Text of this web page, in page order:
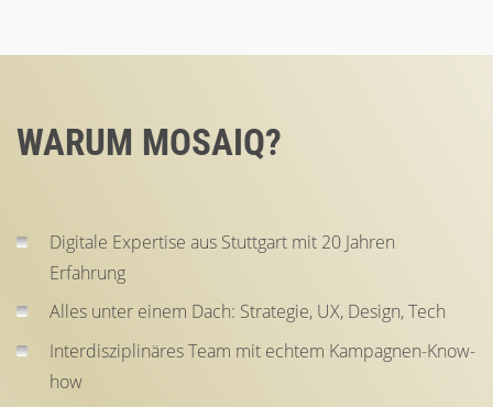
WARUM MOSAIQ?
Digitale Expertise aus Stuttgart mit 20 Jahren
Erfahrung
Alles unter einem Dach: Strategie, UX, Design, Tech
Interdisziplinäres Team mit echtem Kampagnen-Know-
how